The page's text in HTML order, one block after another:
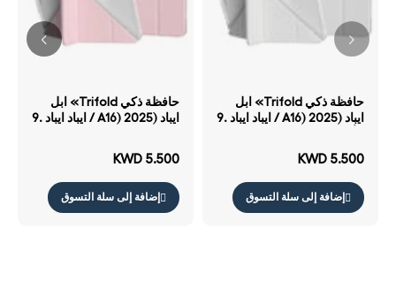
حافظة ذكي Trifold» ابل
ايباد (A16) 2025 / ايباد ايباد .9
KWD 5.500
إضافة إلى سلة التسوق
حافظة ذكي Trifold» ابل
ايباد (A16) 2025 / ايباد ايباد .9
KWD 5.500
إضافة إلى سلة التسوق